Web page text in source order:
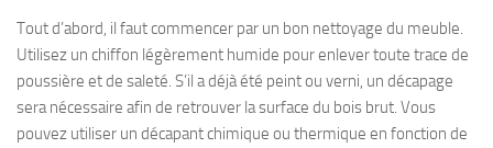
Tout d’abord, il faut commencer par un bon nettoyage du meuble.
Utilisez un chiffon légèrement humide pour enlever toute trace de
poussière et de saleté. S’il a déjà été peint ou verni, un décapage
sera nécessaire afin de retrouver la surface du bois brut. Vous
pouvez utiliser un décapant chimique ou thermique en fonction de